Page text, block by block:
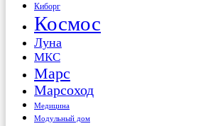
Киборг
Космос
Луна
МКС
Марс
Марсоход
Медицина
Модульный дом